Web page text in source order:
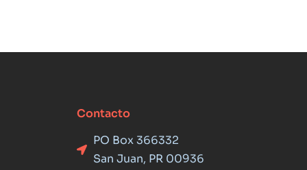
Contacto
PO Box 366332
San Juan, PR 00936